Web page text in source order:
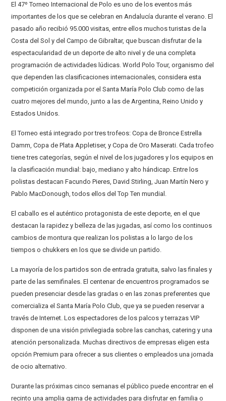
El 47º Torneo Internacional de Polo es uno de los eventos más
importantes de los que se celebran en Andalucía durante el verano. El
pasado año recibió 95.000 visitas, entre ellos muchos turistas de la
Costa del Sol y del Campo de Gibraltar, que buscan disfrutar de la
espectacularidad de un deporte de alto nivel y de una completa
programación de actividades lúdicas. World Polo Tour, organismo del
que dependen las clasificaciones internacionales, considera esta
competición organizada por el Santa María Polo Club como de las
cuatro mejores del mundo, junto a las de Argentina, Reino Unido y
Estados Unidos.
El Torneo está integrado por tres trofeos: Copa de Bronce Estrella
Damm, Copa de Plata Appletiser, y Copa de Oro Maserati. Cada trofeo
tiene tres categorías, según el nivel de los jugadores y los equipos en
la clasificación mundial: bajo, mediano y alto hándicap. Entre los
polistas destacan Facundo Pieres, David Stirling, Juan Martín Nero y
Pablo MacDonough, todos ellos del Top Ten mundial.
El caballo es el auténtico protagonista de este deporte, en el que
destacan la rapidez y belleza de las jugadas, así como los continuos
cambios de montura que realizan los polistas a lo largo de los
tiempos o chukkers en los que se divide un partido.
La mayoría de los partidos son de entrada gratuita, salvo las finales y
parte de las semifinales. El centenar de encuentros programados se
pueden presenciar desde las gradas o en las zonas preferentes que
comercializa el Santa María Polo Club, que ya se pueden reservar a
través de Internet. Los espectadores de los palcos y terrazas VIP
disponen de una visión privilegiada sobre las canchas, catering y una
atención personalizada. Muchas directivos de empresas eligen esta
opción Premium para ofrecer a sus clientes o empleados una jornada
de ocio alternativo.
Durante las próximas cinco semanas el público puede encontrar en el
recinto una amplia gama de actividades para disfrutar en familia o